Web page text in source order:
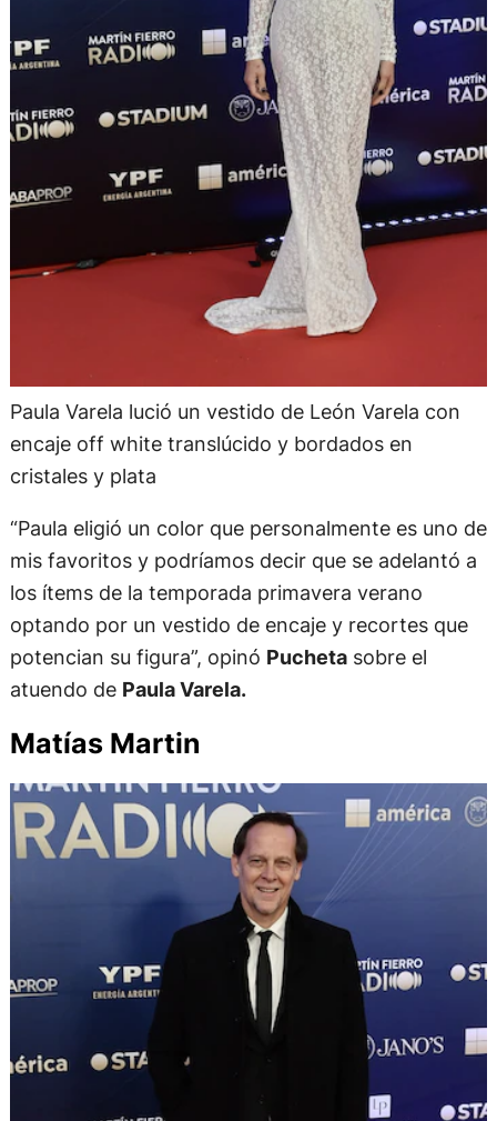
Paula Varela lució un vestido de León Varela con
encaje off white translúcido y bordados en
cristales y plata
“Paula eligió un color que personalmente es uno de
mis favoritos y podríamos decir que se adelantó a
los ítems de la temporada primavera verano
optando por un vestido de encaje y recortes que
potencian su figura”, opinó Puchetasobre el
atuendo de Paula Varela.
Matías Martin